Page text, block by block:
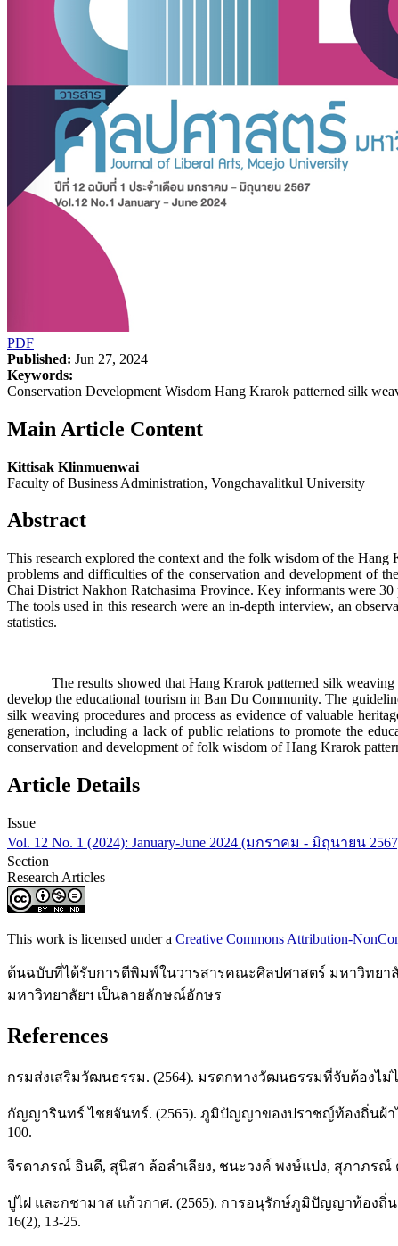
PDF
Published: Jun 27, 2024
Keywords:
Conservation Development Wisdom Hang Krarok patterned silk
Main Article Content
Kittisak Klinmuenwai
Faculty of Business Administration, Vongchavalitkul University
Abstract
This research explored the context and the folk wisdom of the
problems and difficulties of the conservation and development of
Chai District Nakhon Ratchasima Province. Key informants were
The tools used in this research were an in-depth interview, an
statistics.
The results showed that Hang Krarok patterned silk weaving
develop the educational tourism in Ban Du Community. The
silk weaving procedures and process as evidence of valuable
generation, including a lack of public relations to promote the
conservation and development of folk wisdom of Hang Krarok
Article Details
Issue
Vol. 12 No. 1 (2024): January-June 2024 (มกราคม - มิถุนายน
Section
Research Articles
This work is licensed under a Creative Commons Attribution-
ต้นฉบับที่ได้รับการตีพิมพ์ในวารสารคณะศิลปศาสตร์ มหาวิทยา
มหาวิทยาลัยฯ เป็นลายลักษณ์อักษร
References
กรมส่งเสริมวัฒนธรรม. (2564). มรดกทางวัฒนธรรมที่จับต้องไม่
กัญญารินทร์ ไชยจันทร์. (2565). ภูมิปัญญาของปราชญ์ท้องถิ่นผ้าไ
100.
จีรดาภรณ์ อินดี, สุนิสา ล้อลำเลียง, ชนะวงค์ พงษ์แปง, สุภาภร
ปูไฝ และกชามาส แก้วกาศ. (2565). การอนุรักษ์ภูมิปัญญาท้องถิ่
16(2), 13-25.